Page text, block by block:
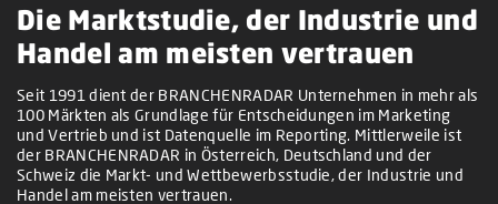
Die Marktstudie, der Industrie und
Handel am meisten vertrauen
Seit 1991 dient der BRANCHENRADAR Unternehmen in mehr als
100 Märkten als Grundlage für Entscheidungen im Marketing
und Vertrieb und ist Datenquelle im Reporting. Mittlerweile ist
der BRANCHENRADAR in Österreich, Deutschland und der
Schweiz die Markt- und Wettbewerbsstudie, der Industrie und
Handel am meisten vertrauen.